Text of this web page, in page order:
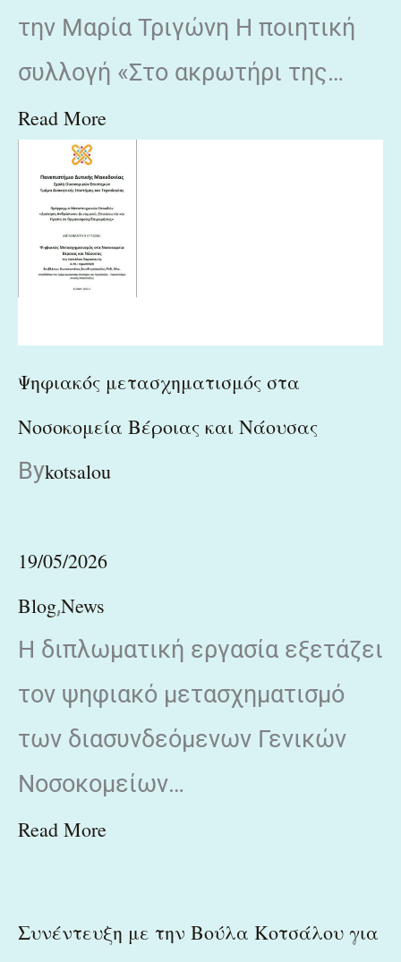
την Μαρία Τριγώνη Η ποιητική
συλλογή «Στο ακρωτήρι της…
Read More
Ψηφιακός μετασχηματισμός στα
Νοσοκομεία Βέροιας και Νάουσας
Bykotsalou
19/05/2026
Blog,News
Η διπλωματική εργασία εξετάζει
τον ψηφιακό μετασχηματισμό
των διασυνδεόμενων Γενικών
Νοσοκομείων…
Read More
Συνέντευξη με την Βούλα Κοτσάλου για